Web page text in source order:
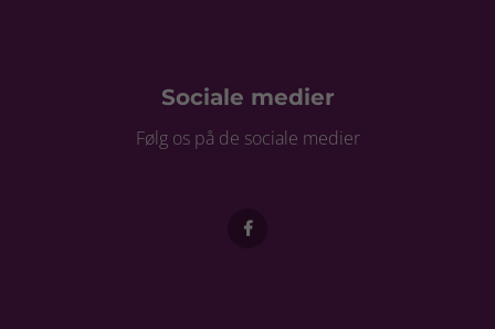
Sociale medier
Følg os på de sociale medier